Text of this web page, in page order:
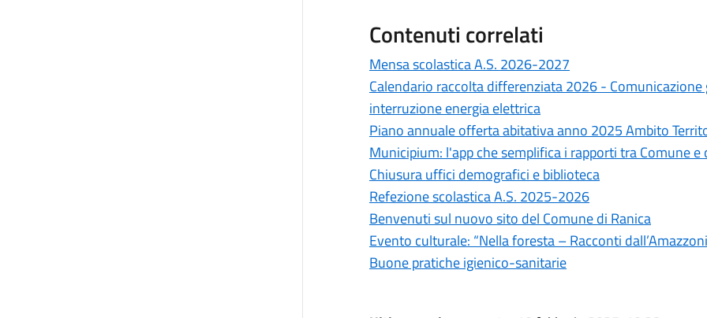
Contenuti correlati
Mensa scolastica A.S. 2026-2027
Calendario raccolta differenziata 2026 -
interruzione energia elettrica
Piano annuale offerta abitativa anno 2025 Ambito
Municipium: l'app che semplifica i rapporti tra Comune
Chiusura uffici demografici e biblioteca
Refezione scolastica A.S. 2025-2026
Benvenuti sul nuovo sito del Comune di Ranica
Evento culturale: “Nella foresta – Racconti
Buone pratiche igienico-sanitarie